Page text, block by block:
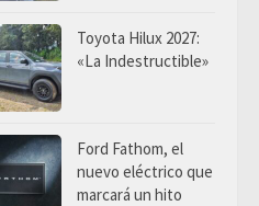
Toyota Hilux 2027:
«La Indestructible»
Ford Fathom, el
nuevo eléctrico que
marcará un hito